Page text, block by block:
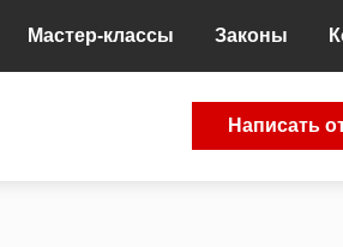
Мастер-классы Законы
Написать